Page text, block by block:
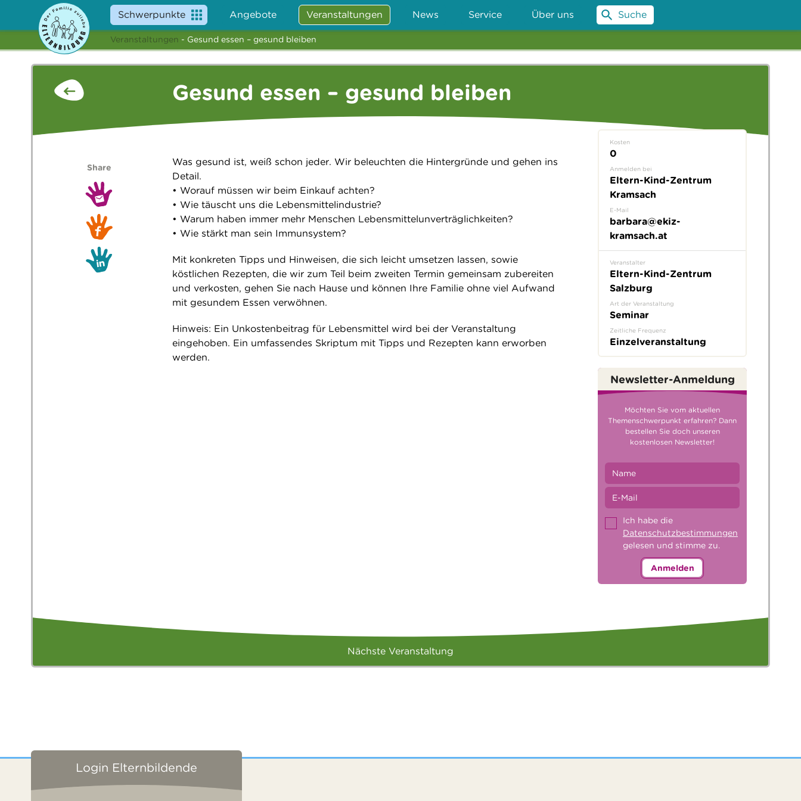
Schwerpunkte Angebote Veranstaltungen News Service Über uns Suche
Veranstaltungen - Gesund essen – gesund bleiben
Gesund essen – gesund bleiben
Was gesund ist, weiß schon jeder. Wir beleuchten die Hintergründe und gehen ins
Detail.
• Worauf müssen wir beim Einkauf achten?
• Wie täuscht uns die Lebensmittelindustrie?
• Warum haben immer mehr Menschen Lebensmittelunverträglichkeiten?
• Wie stärkt man sein Immunsystem?
Mit konkreten Tipps und Hinweisen, die sich leicht umsetzen lassen, sowie
köstlichen Rezepten, die wir zum Teil beim zweiten Termin gemeinsam zubereiten
und verkosten, gehen Sie nach Hause und können Ihre Familie ohne viel Aufwand
mit gesundem Essen verwöhnen.
Hinweis: Ein Unkostenbeitrag für Lebensmittel wird bei der Veranstaltung
eingehoben. Ein umfassendes Skriptum mit Tipps und Rezepten kann erworben
werden.
Share
Kosten
0
Anmelden bei
Eltern-Kind-Zentrum
Kramsach
E-Mail
barbara@ekiz-
kramsach.at
Veranstalter
Eltern-Kind-Zentrum
Salzburg
Art der Veranstaltung
Seminar
Zeitliche Frequenz
Einzelveranstaltung
Newsletter-Anmeldung
Möchten Sie vom aktuellen
Themenschwerpunkt erfahren? Dann
bestellen Sie doch unseren
kostenlosen Newsletter!
Ich habe die
Datenschutzbestimmungen
gelesen und stimme zu.
Anmelden
Nächste Veranstaltung
Login Elternbildende